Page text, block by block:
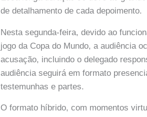
de detalhamento de cada depoimento.
Nesta segunda-feira, devido ao
jogo da Copa do Mundo, a audiência
acusação, incluindo o delegado
audiência seguirá em formato
testemunhas e partes.
O formato híbrido, com momentos